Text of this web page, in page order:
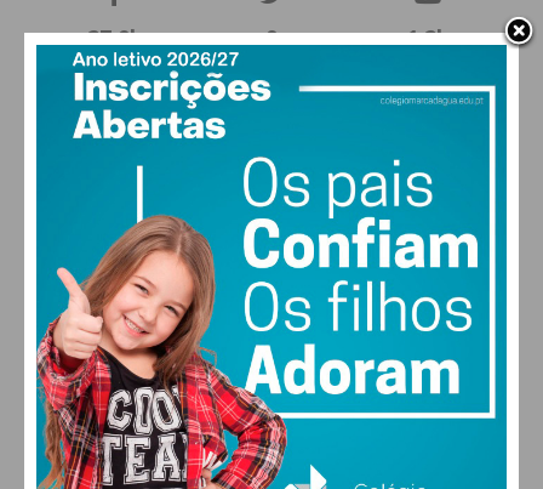
27,0k
Fans
0 1,2k
577
Readers
MAIS POPULARES